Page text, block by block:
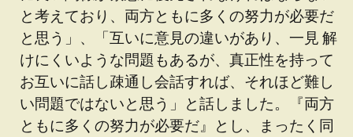
と考えており、両方ともに多くの努力が必要だ
と思う」、「互いに意見の違いがあり、一見 解
けにくいような問題もあるが、真正性を持って
お互いに話し疎通し会話すれば、それほど難し
い問題ではないと思う」と話しました。『両方
ともに多くの努力が必要だ』とし、まったく同